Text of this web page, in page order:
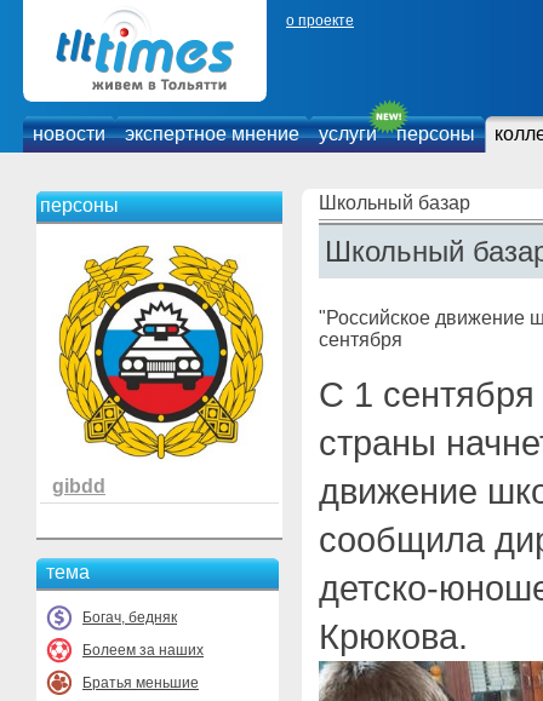
о проекте
новости экспертное мнение услуги персоны
персоны
gibdd
тема
Богач, бедняк
Болеем за наших
Братья меньшие
Школьный базар
Школьный
"Российское движение
сентября
С 1
страны
движение
сообщила
детско-
Крюкова.